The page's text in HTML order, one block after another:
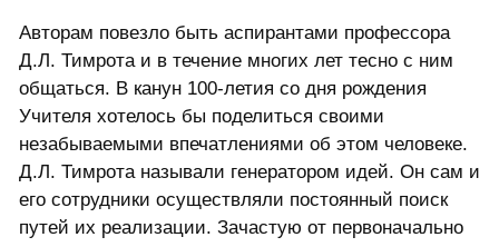
Авторам повезло быть аспирантами профессора
Д.Л. Тимрота и в течение многих лет тесно с ним
общаться. В канун 100-летия со дня рождения
Учителя хотелось бы поделиться своими
незабываемыми впечатлениями об этом человеке.
Д.Л. Тимрота называли генератором идей. Он сам и
его сотрудники осуществляли постоянный поиск
путей их реализации. Зачастую от первоначально